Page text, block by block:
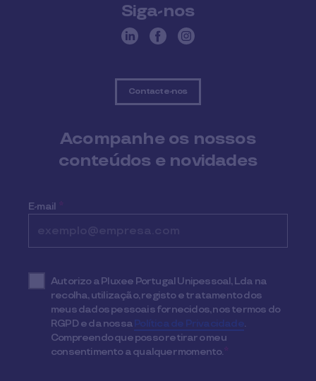
Siga-nos
Contacte-nos
Acompanhe os nossos
conteúdos e novidades
E-mail *
Autorizo a Pluxee Portugal Unipessoal, Lda na
recolha, utilização, registo e tratamento dos
meus dados pessoais fornecidos, nos termos do
RGPD e da nossaPolítica de Privacidade.
Compreendo que posso retirar o meu
consentimento a qualquer momento.*